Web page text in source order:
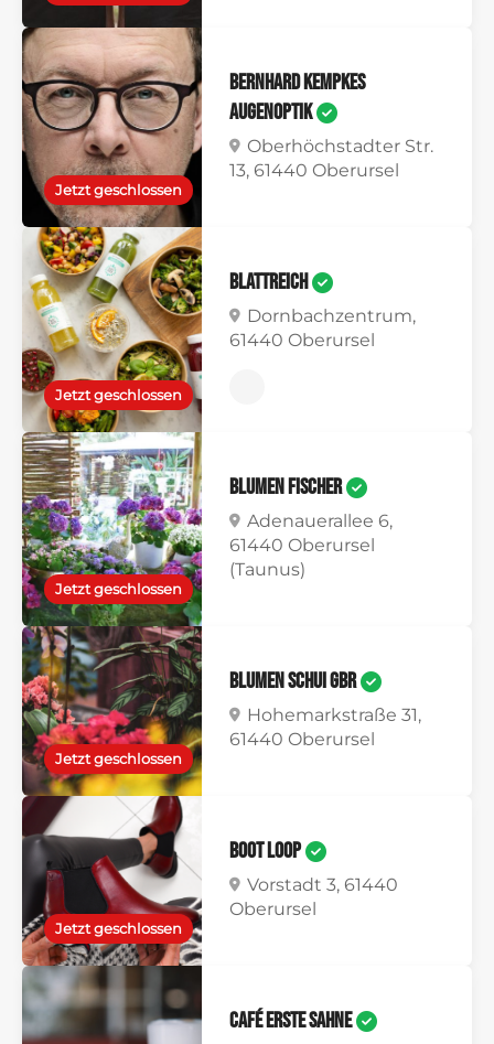
Jetzt geschlossen
Bernhard Kempkes
Augenoptik
Oberhöchstadter Str.
13, 61440 Oberursel
Jetzt geschlossen
BlattReich
Dornbachzentrum,
61440 Oberursel
Jetzt geschlossen
Blumen Fischer
Adenauerallee 6,
61440 Oberursel
(Taunus)
Jetzt geschlossen
Blumen Schui GbR
Hohemarkstraße 31,
61440 Oberursel
Jetzt geschlossen
Boot Loop
Vorstadt 3, 61440
Oberursel
Café erste Sahne